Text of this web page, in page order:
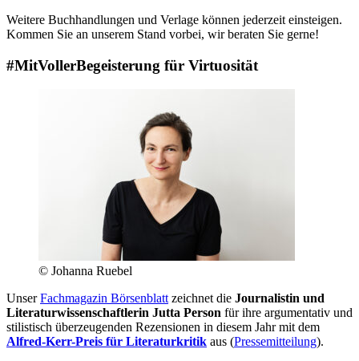
Weitere Buchhandlungen und Verlage können jederzeit einsteigen.
Kommen Sie an unserem Stand vorbei, wir beraten Sie gerne!
#MitVollerBegeisterung für Virtuosität
© Johanna Ruebel
UnserFachmagazin Börsenblatt zeichnet die Journalistin und
Literaturwissenschaftlerin Jutta Person für ihre argumentativ und
stilistisch überzeugenden Rezensionen in diesem Jahr mit dem
Alfred-Kerr-Preis für Literaturkritik aus (Pressemitteilung).